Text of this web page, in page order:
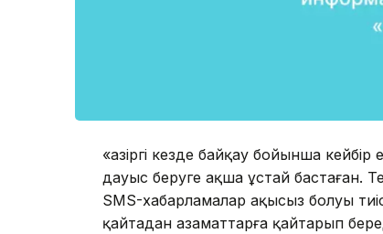
«Қазіргі кезде байқау бойынша
дауыс беруге ақша ұстай бастаған.
SMS-хабарламалар ақысыз болуы
қайтадан азаматтарға қайтарып